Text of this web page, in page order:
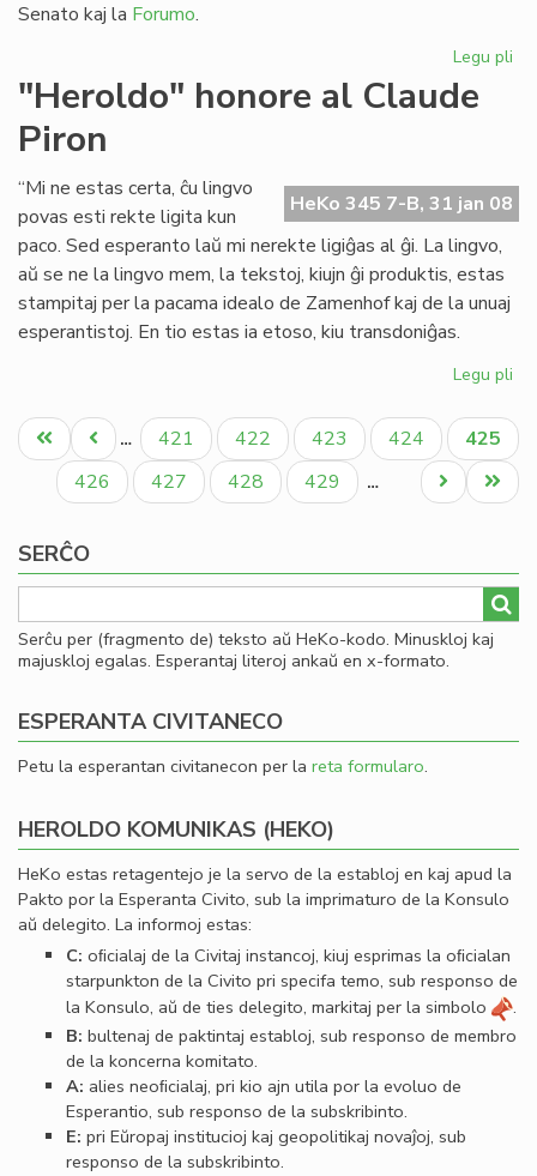
Senato kaj la Forumo.
Legu pli
"Heroldo" honore al Claude
Piron
HeKo 345 7-B, 31 jan 08
“Mi ne estas certa, ĉu lingvo
povas esti rekte ligita kun
paco. Sed esperanto laŭ mi nerekte ligiĝas al ĝi. La lingvo,
aŭ se ne la lingvo mem, la tekstoj, kiujn ĝi produktis, estas
stampitaj per la pacama idealo de Zamenhof kaj de la unuaj
esperantistoj. En tio estas ia etoso, kiu transdoniĝas.
Legu pli
al
Pagination
Unua
paĝo
Antaŭa
paĝo
… Paĝo
421 Paĝo
422 Paĝo
423 Paĝo
424
Aktuala
paĝo
425
Paĝo
426 Paĝo
427 Paĝo
428 Paĝo
429 …
Last
page
Next
page
SERĈO
Serĉu per (fragmento de) teksto aŭ HeKo-kodo. Minuskloj kaj
majuskloj egalas. Esperantaj literoj ankaŭ en x-formato.
ESPERANTA CIVITANECO
Petu la esperantan civitanecon per la reta formularo.
HEROLDO KOMUNIKAS (HEKO)
HeKo estas retagentejo je la servo de la establoj en kaj apud la
Pakto por la Esperanta Civito, sub la imprimaturo de la Konsulo
aŭ delegito. La informoj estas:
C: oﬁcialaj de la Civitaj instancoj, kiuj esprimas la oﬁcialan
starpunkton de la Civito pri specifa temo, sub responso de
la Konsulo, aŭ de ties delegito, markitaj per la simbolo
.
B: bultenaj de paktintaj establoj, sub responso de membro
de la koncerna komitato.
A: alies neoﬁcialaj, pri kio ajn utila por la evoluo de
Esperantio, sub responso de la subskribinto.
E: pri Eŭropaj institucioj kaj geopolitikaj novaĵoj, sub
responso de la subskribinto.